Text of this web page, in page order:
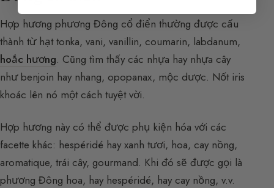
Hợp hương phương Đông cổ điển thường được cấu
thành từ hạt tonka, vani, vanillin, coumarin, labdanum,
hoắc hương. Cũng tìm thấy các nhựa hay nhựa cây
như benjoin hay nhang, opopanax, mộc dược. Nốt iris
khoác lên nó một cách tuyệt vời.
Hợp hương này có thể được phụ kiện hóa với các
facette khác: hespéridé hay xanh tươi, hoa, cay nồng,
aromatique, trái cây, gourmand. Khi đó sẽ được gọi là
phương Đông hoa, hay hespéridé, hay cay nồng, v.v.